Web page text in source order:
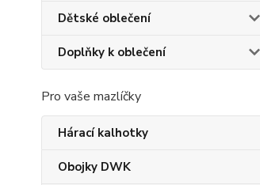
Dětské oblečení
Doplňky k oblečení
Pro vaše mazlíčky
Hárací kalhotky
Obojky DWK